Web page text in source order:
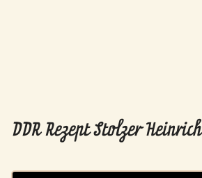
DDR Rezept Stolzer Heinrich